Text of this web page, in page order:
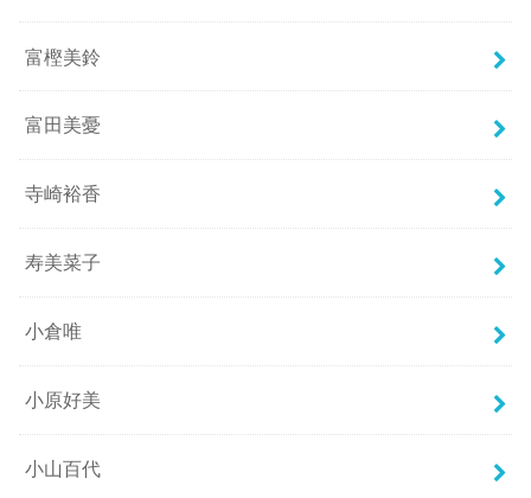
富樫美鈴
富田美憂
寺崎裕香
寿美菜子
小倉唯
小原好美
小山百代